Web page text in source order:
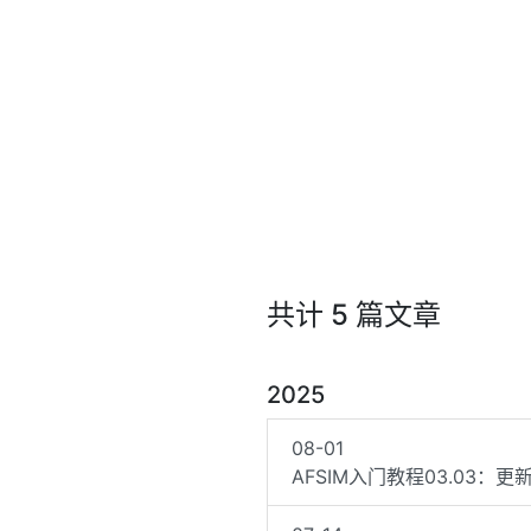
共计 5 篇文章
2025
08-01
AFSIM入门教程03.03：更